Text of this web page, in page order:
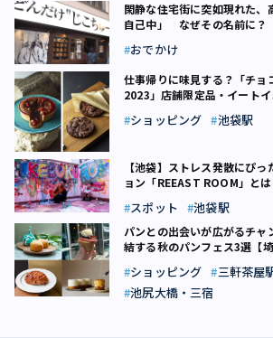
閑静な住宅街に突如現れた、
自己中」 なぜその名前に？
おでかけ
仕事帰りに味見する？「チョ
2023」店舗限定品・イート
ショッピング 池袋駅
【池袋】ストレス発散にぴ
ョン「REEAST ROOM」とは
スポット 池袋駅
パンとの出会いが広がるチャ
結する秋のパンフェス3選【
ショッピング 三軒茶屋
池尻大橋・三宿